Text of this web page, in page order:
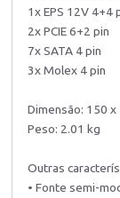
1x EPS 12V 4+4
2x PCIE 6+2 pin
7x SATA 4 pin
3x Molex 4 pin
Dimensão: 150
Peso: 2.01 kg
Outras
• Fonte semi-